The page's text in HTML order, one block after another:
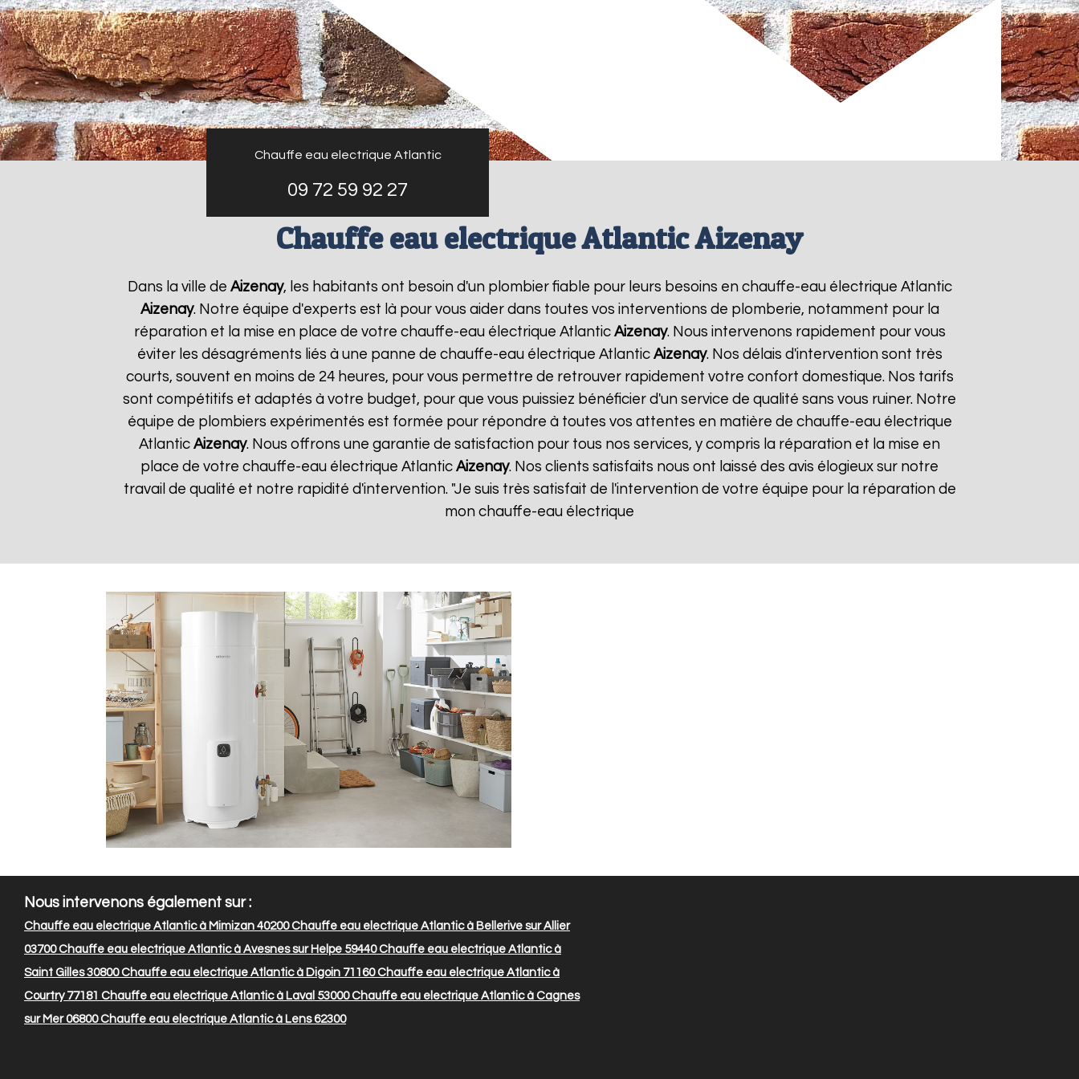
Chauffe eau electrique Atlantic
09 72 59 92 27
Chauffe eau electrique Atlantic Aizenay
Dans la ville de Aizenay, les habitants ont besoin d'un plombier fiable pour leurs besoins en chauffe-eau électrique Atlantic
Aizenay. Notre équipe d'experts est là pour vous aider dans toutes vos interventions de plomberie, notamment pour la
réparation et la mise en place de votre chauffe-eau électrique Atlantic Aizenay. Nous intervenons rapidement pour vous
éviter les désagréments liés à une panne de chauffe-eau électrique Atlantic Aizenay. Nos délais d'intervention sont très
courts, souvent en moins de 24 heures, pour vous permettre de retrouver rapidement votre confort domestique. Nos tarifs
sont compétitifs et adaptés à votre budget, pour que vous puissiez bénéficier d'un service de qualité sans vous ruiner. Notre
équipe de plombiers expérimentés est formée pour répondre à toutes vos attentes en matière de chauffe-eau électrique
Atlantic Aizenay. Nous offrons une garantie de satisfaction pour tous nos services, y compris la réparation et la mise en
place de votre chauffe-eau électrique Atlantic Aizenay. Nos clients satisfaits nous ont laissé des avis élogieux sur notre
travail de qualité et notre rapidité d'intervention. "Je suis très satisfait de l'intervention de votre équipe pour la réparation de
mon chauffe-eau électrique
Nous intervenons également sur :
Chauffe eau electrique Atlantic à Mimizan 40200Chauffe eau electrique Atlantic à Bellerive sur Allier
03700Chauffe eau electrique Atlantic à Avesnes sur Helpe 59440Chauffe eau electrique Atlantic à
Saint Gilles 30800Chauffe eau electrique Atlantic à Digoin 71160Chauffe eau electrique Atlantic à
Courtry 77181 Chauffe eau electrique Atlantic à Laval 53000Chauffe eau electrique Atlantic à Cagnes
sur Mer 06800Chauffe eau electrique Atlantic à Lens 62300